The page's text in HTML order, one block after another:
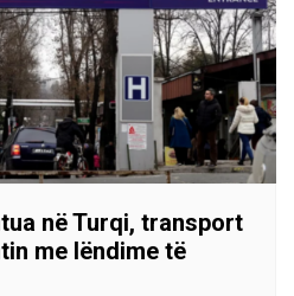
në Turqi, transport
me lëndime të